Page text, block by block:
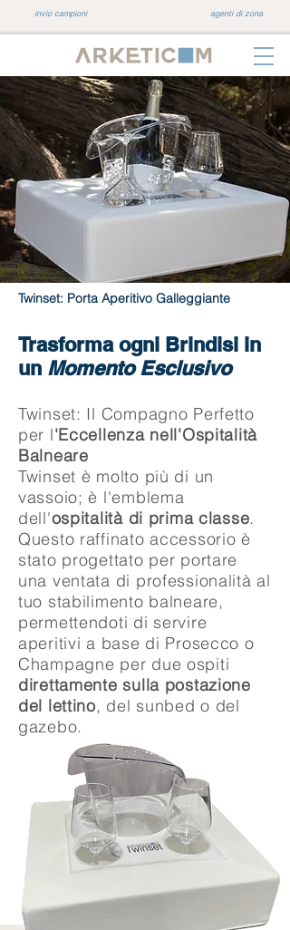
invio campioni agenti di zona
Twinset: Porta Aperitivo Galleggiante
Trasforma ogni Brindisi in
un Momento Esclusivo
Twinset: Il Compagno Perfetto
per l'Eccellenza nell'Ospitalità
Balneare
Twinset è molto più di un
vassoio; è l'emblema
dell'ospitalità di prima classe.
Questo raffinato accessorio è
stato progettato per portare
una ventata di professionalità al
tuo stabilimento balneare,
permettendoti di servire
aperitivi a base di Prosecco o
Champagne per due ospiti
direttamente sulla postazione
del lettino, del sunbed o del
gazebo.